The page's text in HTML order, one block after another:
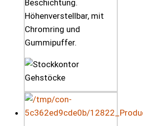
Beschichtung.
Höhenverstellbar, mit
Chromring und
Gummipuffer.